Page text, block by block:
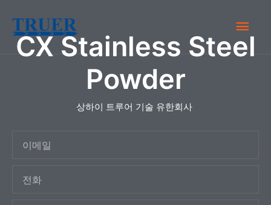
메
인
CX Stainless Steel
Powder
상하이 트루어 기술 유한회사